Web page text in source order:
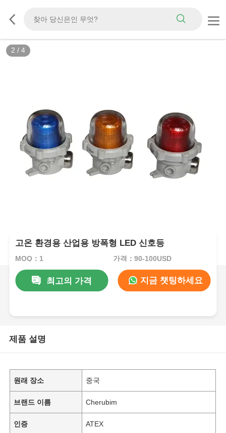
2 / 4
고온 환경용 산업용 방폭형 LED 신호등
MOQ：1 가격：90-100USD
최고의 가격 지금 챗팅하세요
제품 설명
원래 장소 중국
브랜드 이름 Cherubim
인증 ATEX